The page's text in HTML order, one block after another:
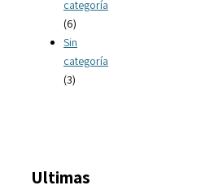
categoría
(6)
Sin
categoría
(3)
Ultimas